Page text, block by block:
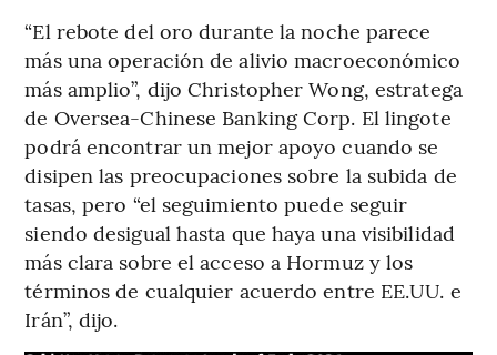
“El rebote del oro durante la noche parece
más una operación de alivio macroeconómico
más amplio”, dijo Christopher Wong, estratega
de Oversea-Chinese Banking Corp. El lingote
podrá encontrar un mejor apoyo cuando se
disipen las preocupaciones sobre la subida de
tasas, pero “el seguimiento puede seguir
siendo desigual hasta que haya una visibilidad
más clara sobre el acceso a Hormuz y los
términos de cualquier acuerdo entre EE.UU. e
Irán”, dijo.